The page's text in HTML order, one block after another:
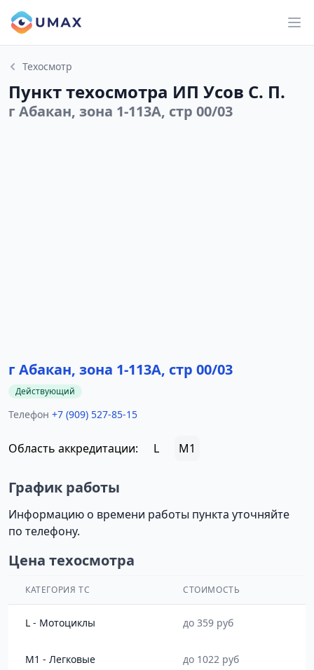
Техосмотр
Пункт техосмотра ИП Усов С. П.
г Абакан, зона 1-113А, стр 00/03
г Абакан, зона 1-113А, стр 00/03
Действующий
Телефон +7 (909) 527-85-15
Область аккредитации: L M1
График работы
Информацию о времени работы пункта уточняйте
по телефону.
Цена техосмотра
КАТЕГОРИЯ ТС СТОИМОСТЬ
L - Мотоциклы до 359 руб
M1 - Легковые до 1022 руб